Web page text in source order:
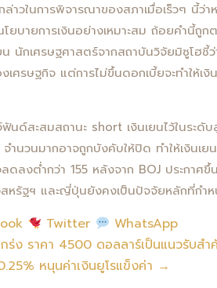
ล่าวในการพิจารณาของสภาเมื่อเร็วๆ นี้ว่า
ยบายการเงินอย่างเหมาะสม ถ้อยคำนี้
นักเศรษฐศาสตร์จากสถาบันวิจัยมิซูโฮชี้
เศรษฐกิจ แต่การไม่ขึ้นดอกเบี้ยจะทำให้
นด์สะสมสถานะ short เงินเยนไว้ในระดั
นวนมากอาจถูกบังคับให้ปิด ทำให้เงินเย
ลดลงต่ำกว่า 155 หลังจาก BOJ ประกาศ
สหรัฐฯ และญี่ปุ่นยังคงเป็นปัจจัยหลักที่กำ
Twitter
WhatsApp
ง ราคา 4500 ดอลลาร์เป็นแนวรับส
หนุนค่าเงินยูโรแข็งค่า →